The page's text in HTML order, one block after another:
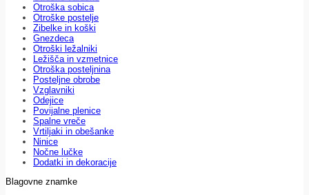
Otroška sobica
Otroške postelje
Zibelke in koški
Gnezdeca
Otroški ležalniki
Ležišča in vzmetnice
Otroška posteljnina
Posteljne obrobe
Vzglavniki
Odejice
Povijalne plenice
Spalne vreče
Vrtiljaki in obešanke
Ninice
Nočne lučke
Dodatki in dekoracije
Blagovne znamke